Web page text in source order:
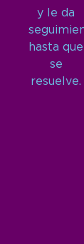
y le da
hasta que
se
resuelve.